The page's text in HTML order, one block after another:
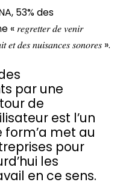
53% des
𝑑𝑒 𝑣𝑒𝑛𝑖𝑟
𝑒𝑡 𝑑𝑒𝑠 𝑛𝑢𝑖𝑠𝑎𝑛𝑐𝑒𝑠 𝑠𝑜𝑛𝑜𝑟𝑒𝑠 ».
par une
de
est l’un
form’a met au
pour
les
en ce sens.